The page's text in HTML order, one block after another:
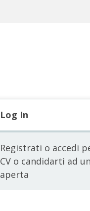
Log In
Registrati o accedi
CV o candidarti ad
aperta